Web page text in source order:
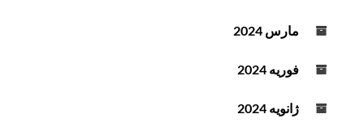
مارس 2024
فوریه 2024
ژانویه 2024